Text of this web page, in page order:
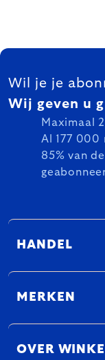
FOOTER
Wil je je
Wij geven u
Maximaal
Al 177 000
85% van
HANDEL
MERKEN
OVER